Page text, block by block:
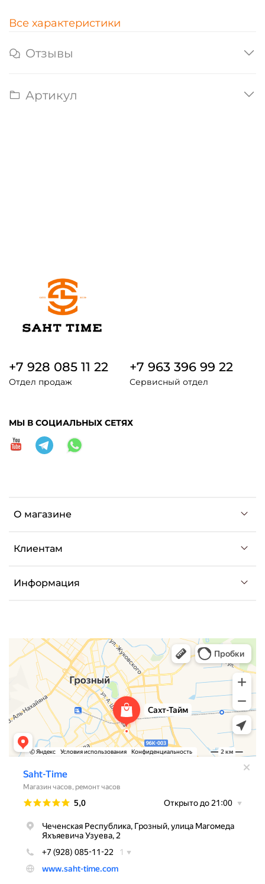
Все характеристики
Отзывы
Артикул
О магазине
Клиентам
Информация
+7 928 085 11 22
Отдел продаж
+7 963 396 99 22
Сервисный отдел
МЫ В СОЦИАЛЬНЫХ СЕТЯХ